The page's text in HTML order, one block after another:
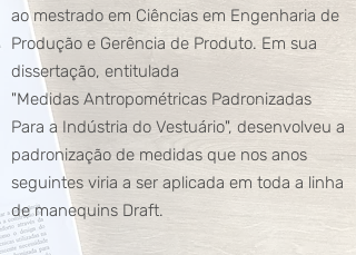
ao mestrado em Ciências em Engenharia de
Produção e Gerência de Produto. Em sua
dissertação, entitulada
"Medidas Antropométricas Padronizadas
Para a Indústria do Vestuário", desenvolveu a
padronização de medidas que nos anos
seguintes viria a ser aplicada em toda a linha
de manequins Draft.